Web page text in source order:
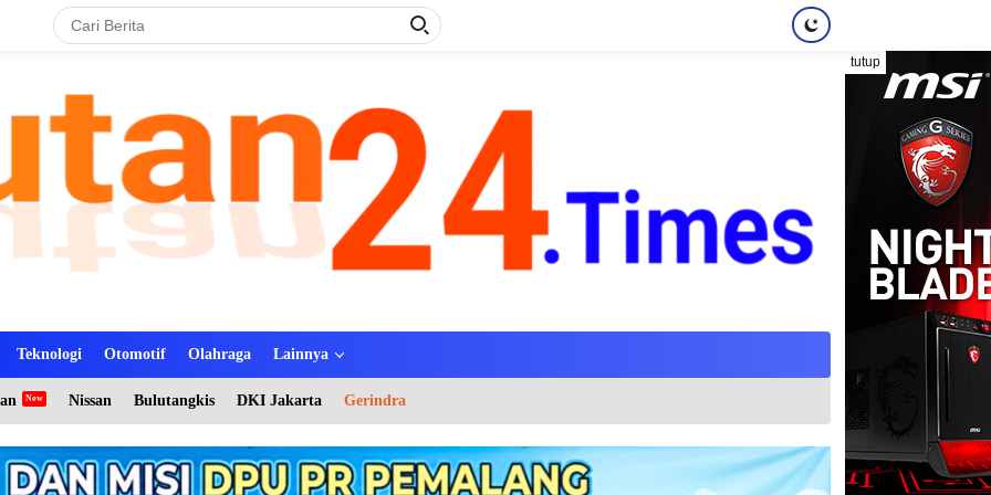
tutup
Teknologi Otomotif Olahraga Lainnya
Nissan Bulutangkis DKI Jakarta Gerindra